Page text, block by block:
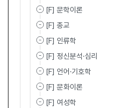
[F] 문학이론
[F] 종교
[F] 인류학
[F] 정신분석·심리
[F] 언어·기호학
[F] 문화이론
[F] 여성학